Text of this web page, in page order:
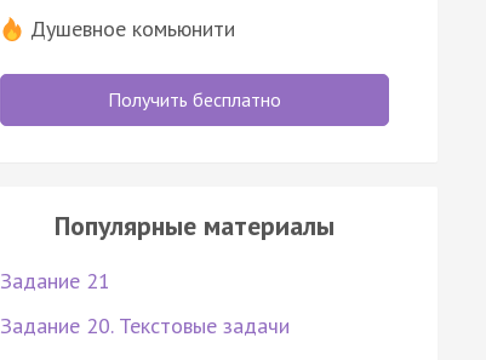
Душевное комьюнити
Получить бесплатно
Популярные материалы
Задание 21
Задание 20. Текстовые задачи